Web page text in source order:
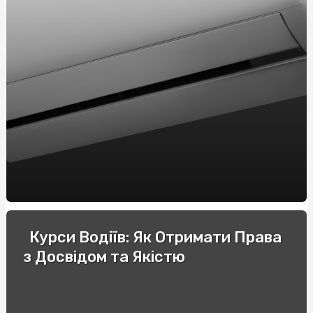
Восстановление Блеска: Реставрация Ванн в Харькове
Осенний отдых в Карпатах: гостиницы с бассейном для
комфортного пребывания
Купить дождевик мужской оптом: защитите группу от
дождя с нашими оптовыми дождевиками
М'ясні снеки: купити натуральні перекуси від
SnackHouse
Як купити страховий поліс: рекомендації фахівців
Курси Водіїв: Як Отримати Права
з Досвідом та Якістю